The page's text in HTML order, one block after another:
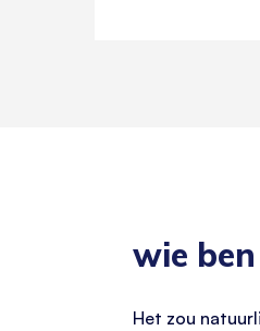
wie
Het zou